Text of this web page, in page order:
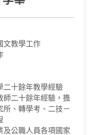
文教學工作
二十餘年教學經驗
師二十餘年經驗，擔
所、轉學考、二技－
及公職人員各項國家